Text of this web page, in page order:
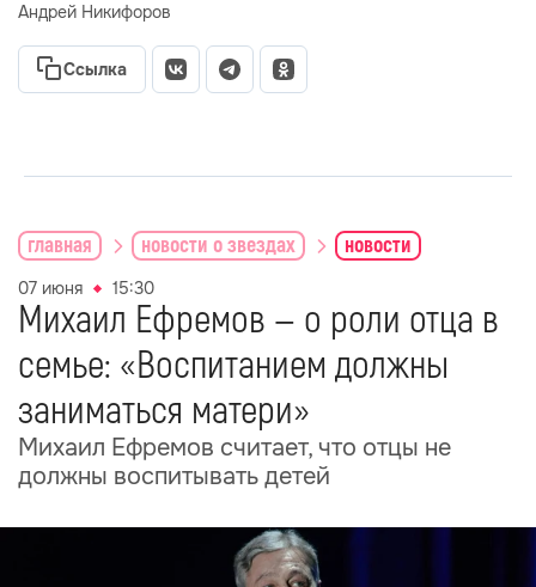
Андрей Никифоров
Ссылка
главная новости о звездах новости
07 июня 15:30
Михаил Ефремов — о роли отца в
семье: «Воспитанием должны
заниматься матери»
Михаил Ефремов считает, что отцы не
должны воспитывать детей